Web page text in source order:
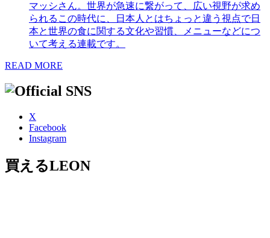
マッシさん。世界が急速に繋がって、広い視野が求め
られるこの時代に、日本人とはちょっと違う視点で日
本と世界の食に関する文化や習慣、メニューなどにつ
いて考える連載です。
READ MORE
X
Facebook
Instagram
買えるLEON